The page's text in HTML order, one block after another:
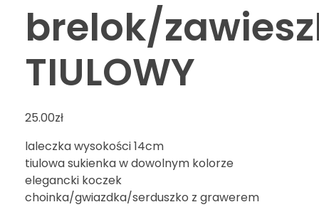
brelok/
TIULOWY
25.00zł
laleczka wysokości 14cm
tiulowa sukienka w dowolnym kolorze
elegancki koczek
choinka/gwiazdka/serduszko z grawerem